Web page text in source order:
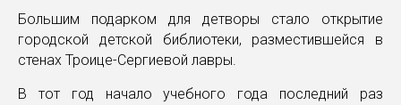
Большим подарком для детворы стало открытие
городской детской библиотеки, разместившейся в
стенах Троице-Сергиевой лавры.
В тот год начало учебного года последний раз